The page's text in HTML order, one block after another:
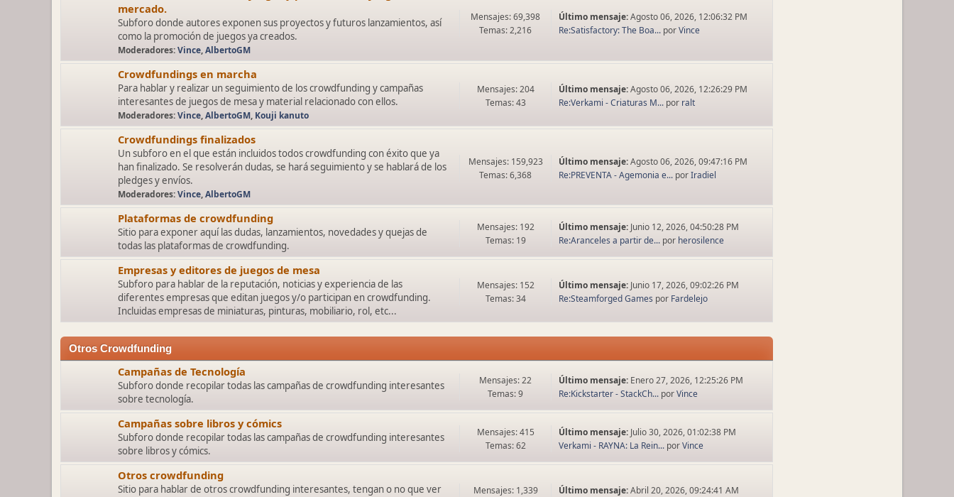
mercado.
Subforo donde autores exponen sus proyectos y futuros lanzamientos, así
como la promoción de juegos ya creados.
Moderadores:Vince,AlbertoGM
Mensajes: 69,398
Temas: 2,216
Último mensaje:Agosto 06, 2026, 12:06:32 PM
Re:Satisfactory: The Boa... porVince
Crowdfundings en marcha
Para hablar y realizar un seguimiento de los crowdfunding y campañas
interesantes de juegos de mesa y material relacionado con ellos.
Moderadores:Vince,AlbertoGM, Kouji kanuto
Mensajes: 204
Temas: 43
Último mensaje:Agosto 06, 2026, 12:26:29 PM
Re:Verkami - Criaturas M... por ralt
Crowdfundings finalizados
Un subforo en el que están incluidos todos crowdfunding con éxito que ya
han finalizado. Se resolverán dudas, se hará seguimiento y se hablará de los
pledges y envíos.
Moderadores:Vince,AlbertoGM
Mensajes: 159,923
Temas: 6,368
Último mensaje:Agosto 06, 2026, 09:47:16 PM
Re:PREVENTA - Agemonia e... porIradiel
Plataformas de crowdfunding
Sitio para exponer aquí las dudas, lanzamientos, novedades y quejas de
todas las plataformas de crowdfunding.
Mensajes: 192
Temas: 19
Último mensaje: Junio 12, 2026, 04:50:28 PM
Re:Aranceles a partir de... por herosilence
Empresas y editores de juegos de mesa
Subforo para hablar de la reputación, noticias y experiencia de las
diferentes empresas que editan juegos y/o participan en crowdfunding.
Incluidas empresas de miniaturas, pinturas, mobiliario, rol, etc...
Mensajes: 152
Temas: 34
Último mensaje: Junio 17, 2026, 09:02:26 PM
Re:Steamforged Games por Fardelejo
Otros Crowdfunding
Campañas de Tecnología
Subforo donde recopilar todas las campañas de crowdfunding interesantes
sobre tecnología.
Mensajes: 22
Temas: 9
Último mensaje: Enero 27, 2026, 12:25:26 PM
Re:Kickstarter - StackCh... porVince
Campañas sobre libros y cómics
Subforo donde recopilar todas las campañas de crowdfunding interesantes
sobre libros y cómics.
Mensajes: 415
Temas: 62
Último mensaje: Julio 30, 2026, 01:02:38 PM
Verkami - RAYNA: La Rein... porVince
Otros crowdfunding
Sitio para hablar de otros crowdfunding interesantes, tengan o no que ver
Mensajes: 1,339
Último mensaje:Abril 20, 2026, 09:24:41 AM